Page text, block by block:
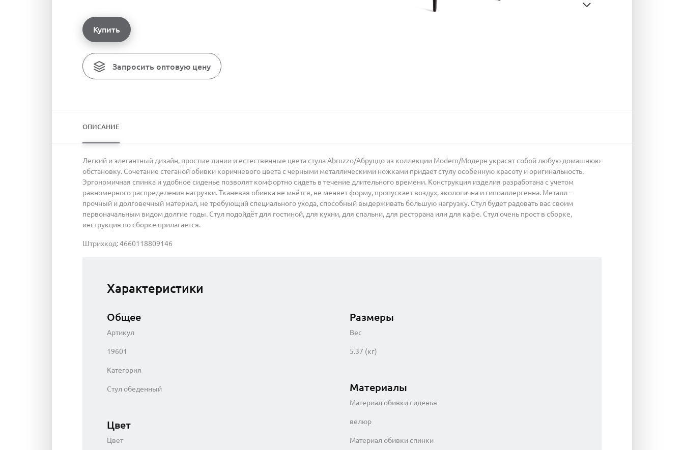
Купить
Запросить оптовую цену
ОПИСАНИЕ
Легкий и элегантный дизайн, простые линии и естественные цвета стула Abruzzo/Абруццо из коллекции Modern/Модерн украсят собой любую домашнюю
обстановку. Сочетание стеганой обивки коричневого цвета с черными металлическими ножками придает стулу особенную красоту и оригинальность.
Эргономичная спинка и удобное сиденье позволят комфортно сидеть в течение длительного времени. Конструкция изделия разработана с учетом
равномерного распределения нагрузки. Тканевая обивка не мнётся, не меняет форму, пропускает воздух, экологична и гипоаллергенна. Металл –
прочный и долговечный материал, не требующий специального ухода, способный выдерживать большую нагрузку. Стул будет радовать вас своим
первоначальным видом долгие годы. Стул подойдёт для гостиной, для кухни, для спальни, для ресторана или для кафе. Стул очень прост в сборке,
инструкция по сборке прилагается.
Штрихкод: 4660118809146
Характеристики
Общее
Артикул
19601
Категория
Стул обеденный
Цвет
Цвет
Размеры
Вес
5.37 (кг)
Материалы
Материал обивки сиденья
велюр
Материал обивки спинки